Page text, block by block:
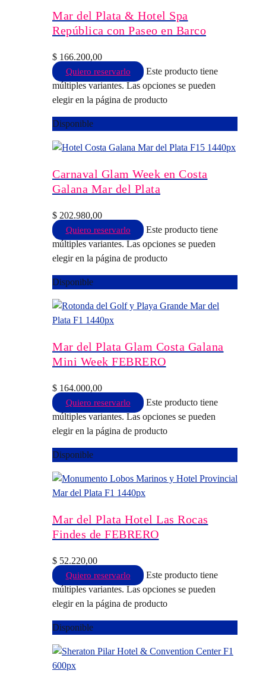
Mar del Plata & Hotel Spa
República con Paseo en Barco
$ 166.200,00
Quiero reservarlo
Este producto tiene
múltiples variantes. Las opciones se pueden
elegir en la página de producto
Disponible
Carnaval Glam Week en Costa
Galana Mar del Plata
$ 202.980,00
Quiero reservarlo
Este producto tiene
múltiples variantes. Las opciones se pueden
elegir en la página de producto
Disponible
Mar del Plata Glam Costa Galana
Mini Week FEBRERO
$ 164.000,00
Quiero reservarlo
Este producto tiene
múltiples variantes. Las opciones se pueden
elegir en la página de producto
Disponible
Mar del Plata Hotel Las Rocas
Findes de FEBRERO
$ 52.220,00
Quiero reservarlo
Este producto tiene
múltiples variantes. Las opciones se pueden
elegir en la página de producto
Disponible